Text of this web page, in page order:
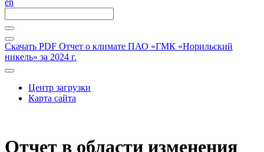
en
Скачать PDF Отчет о климате ПАО «ГМК «Норильский
никель» за 2024 г.
Центр загрузки
Карта сайта
Отчет в области изменения